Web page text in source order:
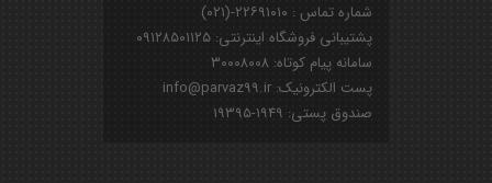
شماره تماس : ۲۲۶۹۱۰۱۰-(۰۲۱)
پشتیبانی فروشگاه اینترنتی: ۰۹۱۲۸۵۰۱۱۲۵
سامانه پیام کوتاه: ۳۰۰۰۸۰۰۸
پست الکترونیک: info@parvaz99.ir
صندوق پستی: ۱۹۴۹-۱۹۳۹۵